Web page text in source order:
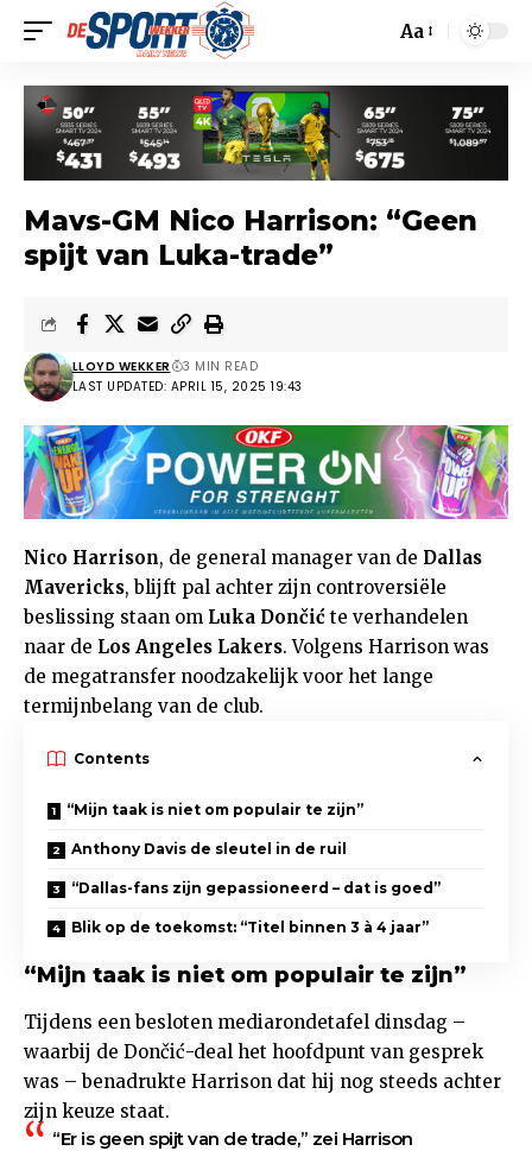
Aa
Mavs-GM Nico Harrison: “Geen
spijt van Luka-trade”
LAST UPDATED: APRIL 15, 2025 19:43
LLOYD WEKKER 3 MIN READ
Nico Harrison, de general manager van de Dallas
Mavericks, blijft pal achter zijn controversiële
beslissing staan om Luka Dončić te verhandelen
naar de Los Angeles Lakers. Volgens Harrison was
de megatransfer noodzakelijk voor het lange
termijnbelang van de club.
Contents
“Mijn taak is niet om populair te zijn”
Anthony Davis de sleutel in de ruil
“Dallas-fans zijn gepassioneerd – dat is goed”
Blik op de toekomst: “Titel binnen 3 à 4 jaar”
“Mijn taak is niet om populair te zijn”
Tijdens een besloten mediarondetafel dinsdag –
waarbij de Dončić-deal het hoofdpunt van gesprek
was – benadrukte Harrison dat hij nog steeds achter
zijn keuze staat.
“Er is geen spijt van de trade,” zei Harrison